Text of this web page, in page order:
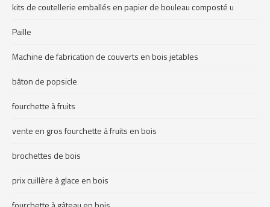
kits de coutellerie emballés en papier de bouleau composté u
Paille
Machine de fabrication de couverts en bois jetables
bâton de popsicle
fourchette à fruits
vente en gros fourchette à fruits en bois
brochettes de bois
prix cuillère à glace en bois